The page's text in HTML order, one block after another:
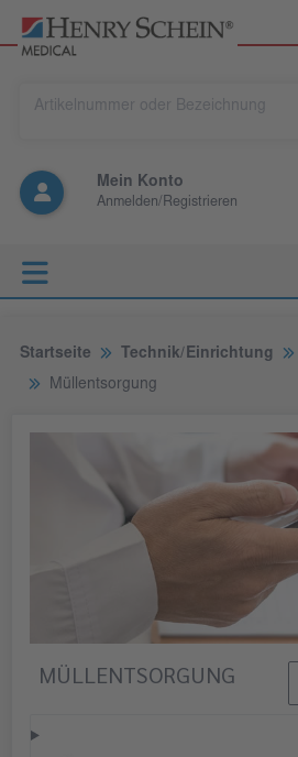
Mein Konto
Anmelden/Registrieren
Startseite Technik/Einrichtung
Müllentsorgung
MÜLLENTSORGUNG